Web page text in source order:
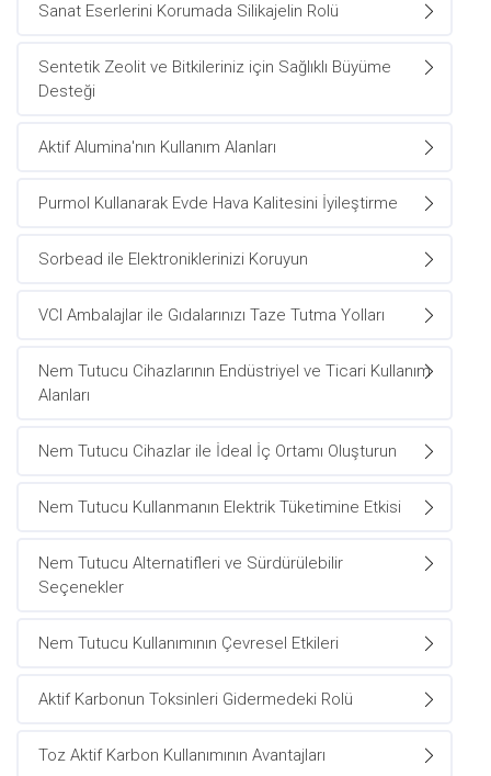
Sanat Eserlerini Korumada Silikajelin Rolü
Sentetik Zeolit ve Bitkileriniz için Sağlıklı Büyüme
Desteği
Aktif Alumina'nın Kullanım Alanları
Purmol Kullanarak Evde Hava Kalitesini İyileştirme
Sorbead ile Elektroniklerinizi Koruyun
VCI Ambalajlar ile Gıdalarınızı Taze Tutma Yolları
Nem Tutucu Cihazlarının Endüstriyel ve Ticari Kullanım
Alanları
Nem Tutucu Cihazlar ile İdeal İç Ortamı Oluşturun
Nem Tutucu Kullanmanın Elektrik Tüketimine Etkisi
Nem Tutucu Alternatifleri ve Sürdürülebilir
Seçenekler
Nem Tutucu Kullanımının Çevresel Etkileri
Aktif Karbonun Toksinleri Gidermedeki Rolü
Toz Aktif Karbon Kullanımının Avantajları